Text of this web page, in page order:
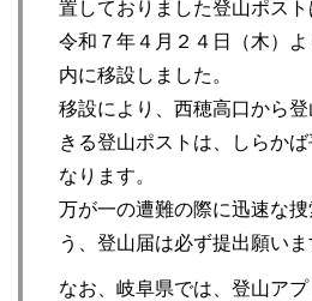
置しておりました登山ポス
令和７年４月２４日（木）
内に移設しました。
移設により、西穂高口から
きる登山ポストは、しらか
なります。
万が一の遭難の際に迅速な
う、登山届は必ず提出願いま
なお、岐阜県では、登山アプ